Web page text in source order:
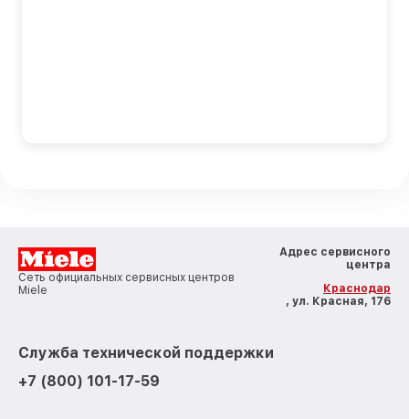
Сеть официальных сервисных центров
Miele
Адрес сервисного
центра
Краснодар
, ул. Красная, 176
Служба технической поддержки
+7 (800) 101-17-59